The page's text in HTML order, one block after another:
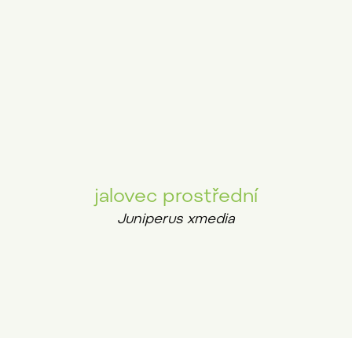
jalovec prostřední
Juniperus xmedia